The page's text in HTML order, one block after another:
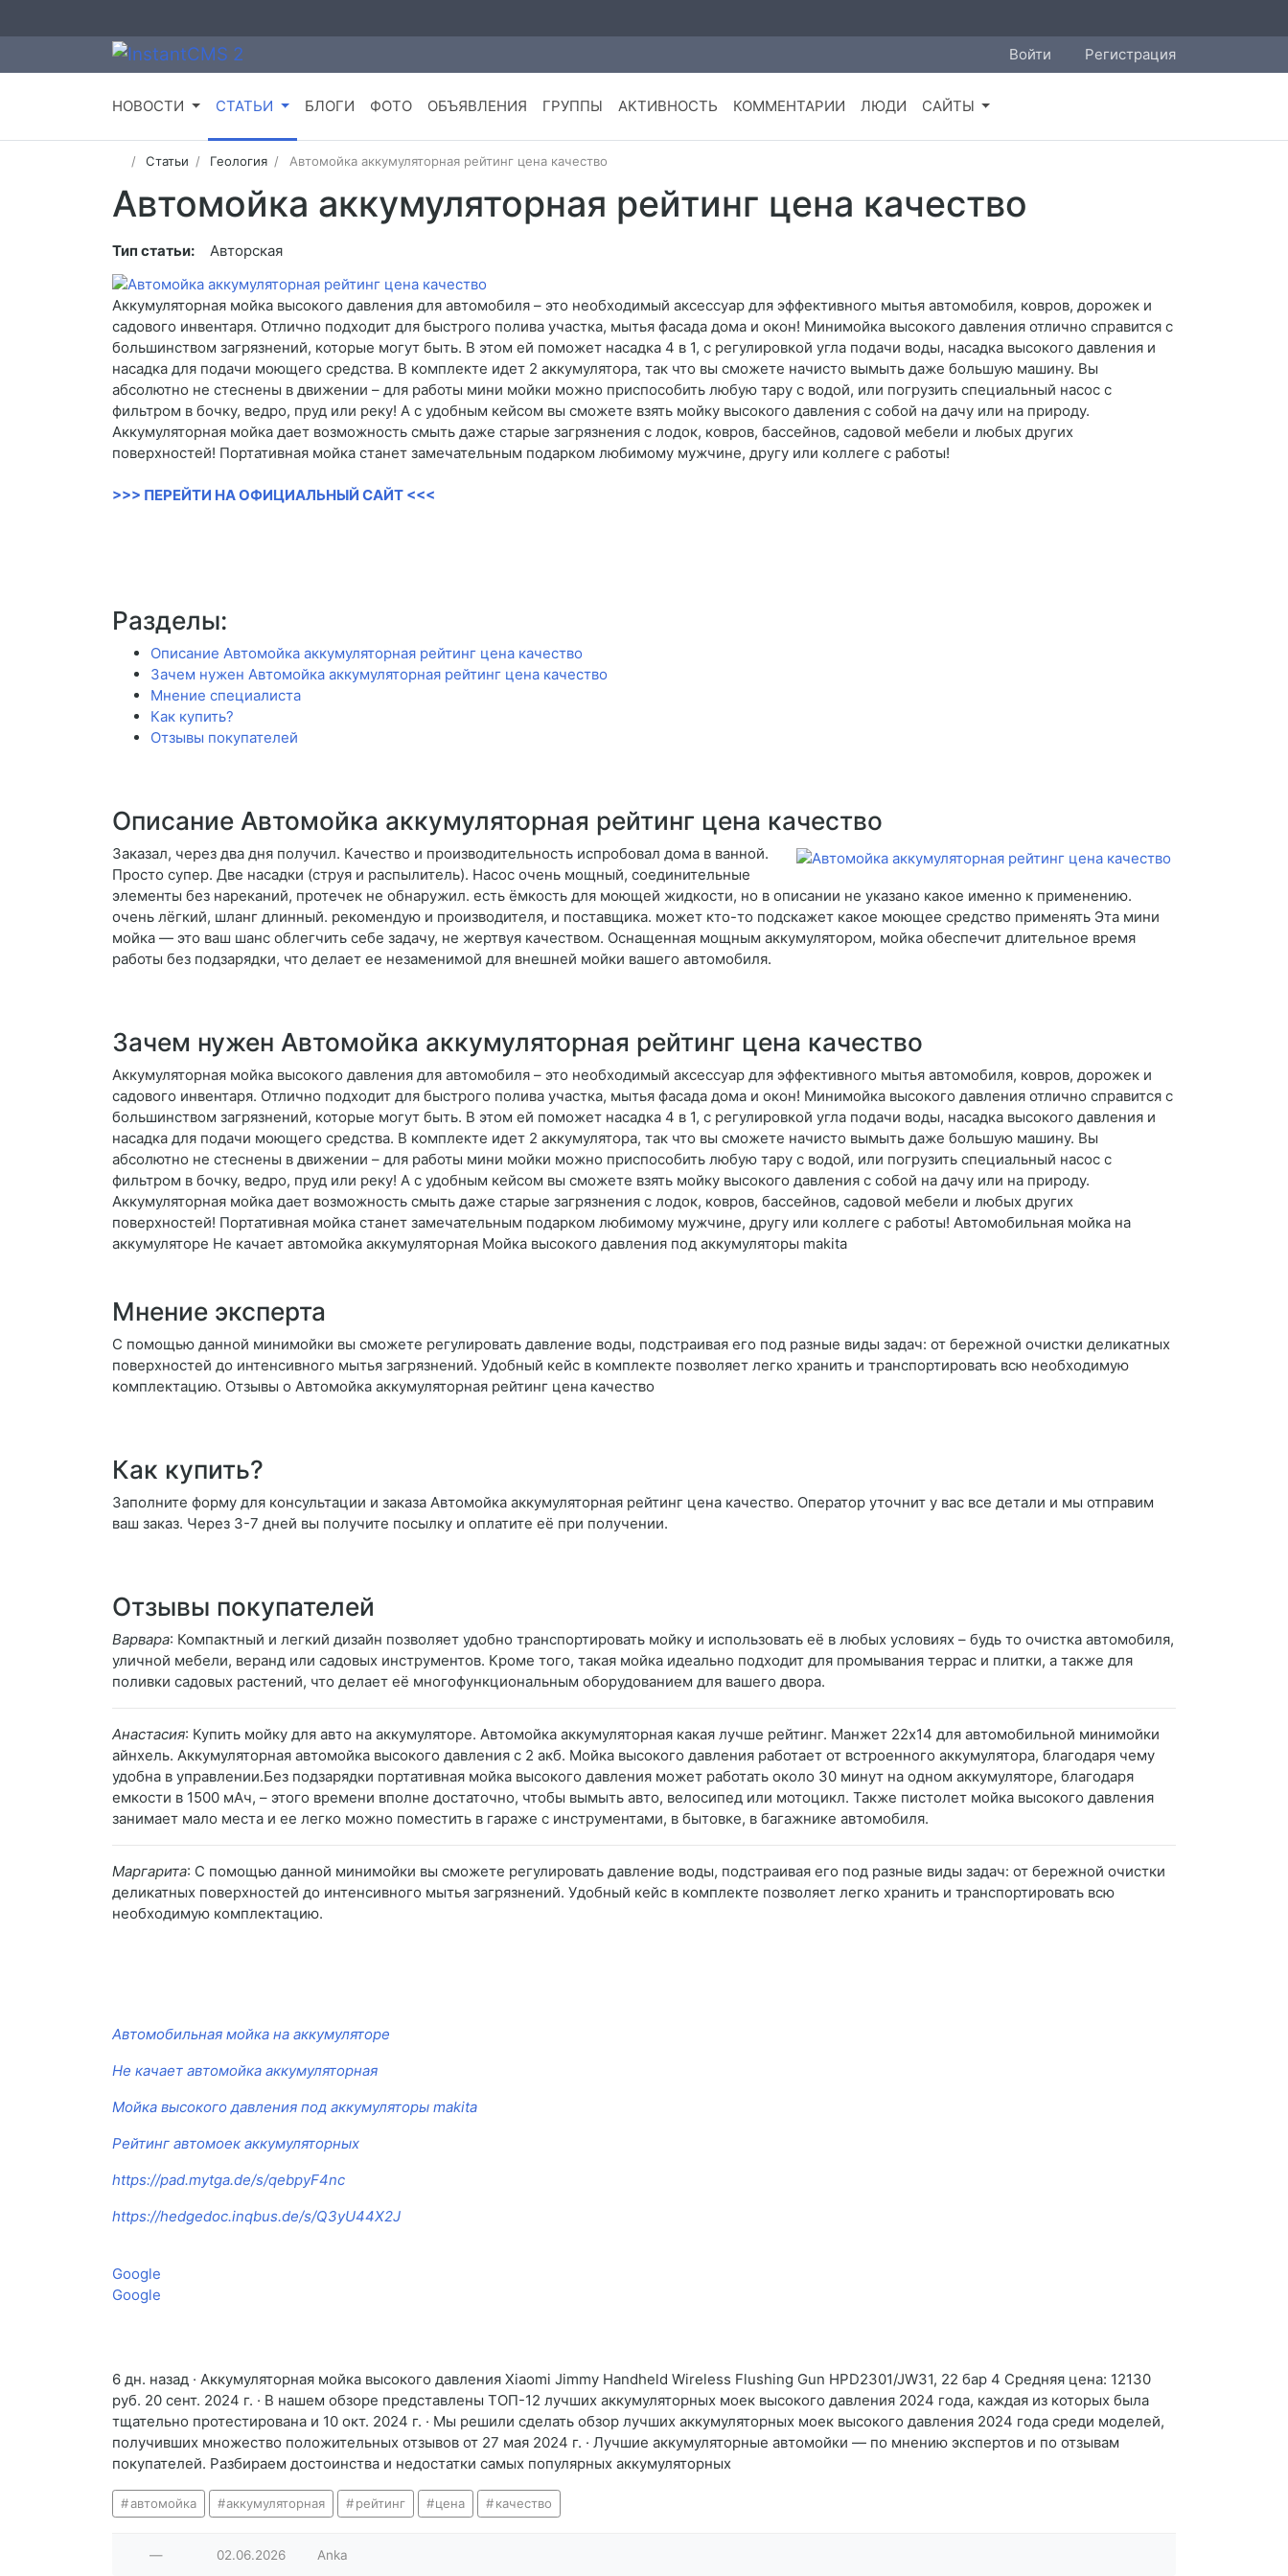
Войти Регистрация
НОВОСТИ СТАТЬИ БЛОГИ ФОТО ОБЪЯВЛЕНИЯ ГРУППЫ АКТИВНОСТЬ КОММЕНТАРИИ ЛЮДИ САЙТЫ
Статьи Геология Автомойка аккумуляторная рейтинг цена качество
Автомойка аккумуляторная рейтинг цена качество
Тип статьи: Авторская
Аккумуляторная мойка высокого давления для автомобиля – это необходимый аксессуар для эффективного мытья автомобиля, ковров, дорожек и
садового инвентаря. Отлично подходит для быстрого полива участка, мытья фасада дома и окон! Минимойка высокого давления отлично справится с
большинством загрязнений, которые могут быть. В этом ей поможет насадка 4 в 1, с регулировкой угла подачи воды, насадка высокого давления и
насадка для подачи моющего средства. В комплекте идет 2 аккумулятора, так что вы сможете начисто вымыть даже большую машину. Вы
абсолютно не стеснены в движении – для работы мини мойки можно приспособить любую тару с водой, или погрузить специальный насос с
фильтром в бочку, ведро, пруд или реку! А с удобным кейсом вы сможете взять мойку высокого давления с собой на дачу или на природу.
Аккумуляторная мойка дает возможность смыть даже старые загрязнения с лодок, ковров, бассейнов, садовой мебели и любых других
поверхностей! Портативная мойка станет замечательным подарком любимому мужчине, другу или коллеге с работы!
>>> ПЕРЕЙТИ НА ОФИЦИАЛЬНЫЙ САЙТ <<<
Разделы:
Описание Автомойка аккумуляторная рейтинг цена качество
Зачем нужен Автомойка аккумуляторная рейтинг цена качество
Мнение специалиста
Как купить?
Отзывы покупателей
Описание Автомойка аккумуляторная рейтинг цена качество
Заказал, через два дня получил. Качество и производительность испробовал дома в ванной.
Просто супер. Две насадки (струя и распылитель). Насос очень мощный, соединительные
элементы без нареканий, протечек не обнаружил. есть ёмкость для моющей жидкости, но в описании не указано какое именно к применению.
очень лёгкий, шланг длинный. рекомендую и производителя, и поставщика. может кто-то подскажет какое моющее средство применять Эта мини
мойка — это ваш шанс облегчить себе задачу, не жертвуя качеством. Оснащенная мощным аккумулятором, мойка обеспечит длительное время
работы без подзарядки, что делает ее незаменимой для внешней мойки вашего автомобиля.
Зачем нужен Автомойка аккумуляторная рейтинг цена качество
Аккумуляторная мойка высокого давления для автомобиля – это необходимый аксессуар для эффективного мытья автомобиля, ковров, дорожек и
садового инвентаря. Отлично подходит для быстрого полива участка, мытья фасада дома и окон! Минимойка высокого давления отлично справится с
большинством загрязнений, которые могут быть. В этом ей поможет насадка 4 в 1, с регулировкой угла подачи воды, насадка высокого давления и
насадка для подачи моющего средства. В комплекте идет 2 аккумулятора, так что вы сможете начисто вымыть даже большую машину. Вы
абсолютно не стеснены в движении – для работы мини мойки можно приспособить любую тару с водой, или погрузить специальный насос с
фильтром в бочку, ведро, пруд или реку! А с удобным кейсом вы сможете взять мойку высокого давления с собой на дачу или на природу.
Аккумуляторная мойка дает возможность смыть даже старые загрязнения с лодок, ковров, бассейнов, садовой мебели и любых других
поверхностей! Портативная мойка станет замечательным подарком любимому мужчине, другу или коллеге с работы! Автомобильная мойка на
аккумуляторе Не качает автомойка аккумуляторная Мойка высокого давления под аккумуляторы makita
Мнение эксперта
С помощью данной минимойки вы сможете регулировать давление воды, подстраивая его под разные виды задач: от бережной очистки деликатных
поверхностей до интенсивного мытья загрязнений. Удобный кейс в комплекте позволяет легко хранить и транспортировать всю необходимую
комплектацию. Отзывы о Автомойка аккумуляторная рейтинг цена качество
Как купить?
Заполните форму для консультации и заказа Автомойка аккумуляторная рейтинг цена качество. Оператор уточнит у вас все детали и мы отправим
ваш заказ. Через 3-7 дней вы получите посылку и оплатите её при получении.
Отзывы покупателей
Варвара: Компактный и легкий дизайн позволяет удобно транспортировать мойку и использовать её в любых условиях – будь то очистка автомобиля,
уличной мебели, веранд или садовых инструментов. Кроме того, такая мойка идеально подходит для промывания террас и плитки, а также для
поливки садовых растений, что делает её многофункциональным оборудованием для вашего двора.
Анастасия: Купить мойку для авто на аккумуляторе. Автомойка аккумуляторная какая лучше рейтинг. Манжет 22х14 для автомобильной минимойки
айнхель. Аккумуляторная автомойка высокого давления с 2 акб. Мойка высокого давления работает от встроенного аккумулятора, благодаря чему
удобна в управлении.Без подзарядки портативная мойка высокого давления может работать около 30 минут на одном аккумуляторе, благодаря
емкости в 1500 мАч, – этого времени вполне достаточно, чтобы вымыть авто, велосипед или мотоцикл. Также пистолет мойка высокого давления
занимает мало места и ее легко можно поместить в гараже с инструментами, в бытовке, в багажнике автомобиля.
Маргарита: С помощью данной минимойки вы сможете регулировать давление воды, подстраивая его под разные виды задач: от бережной очистки
деликатных поверхностей до интенсивного мытья загрязнений. Удобный кейс в комплекте позволяет легко хранить и транспортировать всю
необходимую комплектацию.
Автомобильная мойка на аккумуляторе
Не качает автомойка аккумуляторная
Мойка высокого давления под аккумуляторы makita
Рейтинг автомоек аккумуляторных
https://pad.mytga.de/s/qebpyF4nc
https://hedgedoc.inqbus.de/s/Q3yU44X2J
Google
Google
6 дн. назад · Аккумуляторная мойка высокого давления Xiaomi Jimmy Handheld Wireless Flushing Gun HPD2301/JW31, 22 бар 4 Средняя цена: 12130
руб. 20 сент. 2024 г. · В нашем обзоре представлены ТОП-12 лучших аккумуляторных моек высокого давления 2024 года, каждая из которых была
тщательно протестирована и 10 окт. 2024 г. · Мы решили сделать обзор лучших аккумуляторных моек высокого давления 2024 года среди моделей,
получивших множество положительных отзывов от 27 мая 2024 г. · Лучшие аккумуляторные автомойки — по мнению экспертов и по отзывам
покупателей. Разбираем достоинства и недостатки самых популярных аккумуляторных
автомойка аккумуляторная рейтинг цена качество
— 02.06.2026 Anka